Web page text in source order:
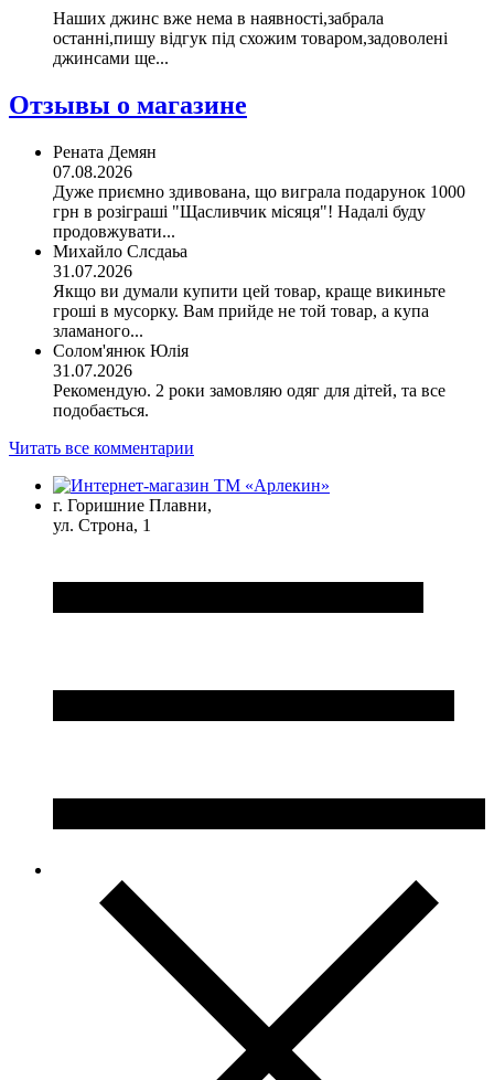
Наших джинс вже нема в наявності,забрала
останні,пишу відгук під схожим товаром,задоволені
джинсами ще...
Отзывы о магазине
Рената Демян
07.08.2026
Дуже приємно здивована, що виграла подарунок 1000
грн в розіграші "Щасливчик місяця"! Надалі буду
продовжувати...
Михайло Слсдаьа
31.07.2026
Якщо ви думали купити цей товар, краще викиньте
гроші в мусорку. Вам прийде не той товар, а купа
зламаного...
Солом'янюк Юлія
31.07.2026
Рекомендую. 2 роки замовляю одяг для дітей, та все
подобається.
Читать все комментарии
г. Горишние Плавни,
ул. Строна, 1